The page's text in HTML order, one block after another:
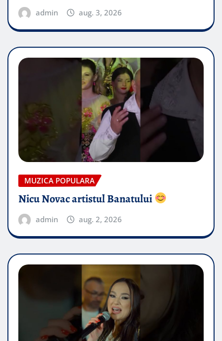
admin aug. 3, 2026
MUZICA POPULARA
Nicu Novac artistul Banatului
admin aug. 2, 2026